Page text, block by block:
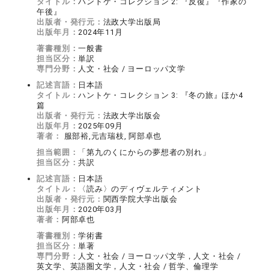
午後』
出版者・発行元： 法政大学出版局
出版年月：2024年11月
著書種別：一般書
担当区分：単訳
専門分野： 人文・社会 / ヨーロッパ文学
記述言語： 日本語
タイトル：ハントケ・コレクション 3: 『冬の旅』ほか4
篇
出版者・発行元： 法政大学出版会
出版年月：2025年09月
著者：
服部裕,元吉瑞枝, 阿部卓也
担当範囲：
「第九のくにからの夢想者の別れ」
担当区分：共訳
記述言語： 日本語
タイトル：
〈読み〉のディヴェルティメント
出版者・発行元： 関西学院大学出版会
出版年月：2020年03月
著者： 阿部卓也
著書種別：学術書
担当区分：単著
専門分野： 人文・社会 / ヨーロッパ文学，人文・社会 /
英文学、英語圏文学，人文・社会 / 哲学、倫理学